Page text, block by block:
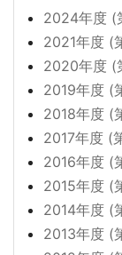
2024年度 (
2021年度 (
2020年度 (
2019年度 (
2018年度 (
2017年度 (
2016年度 (
2015年度 (
2014年度 (
2013年度 (